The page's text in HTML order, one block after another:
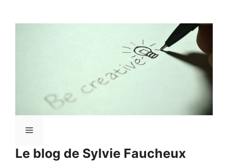
Le blog de Sylvie Faucheux
Menu